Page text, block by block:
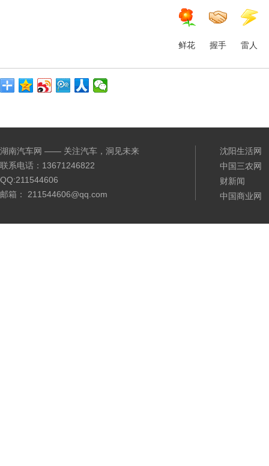
鲜花 握手 雷人
湖南汽车网 —— 关注汽车，洞见未来
联系电话：13671246822
QQ:211544606
邮箱： 211544606@qq.com
沈阳生活网
中国三农网
财新闻
中国商业网